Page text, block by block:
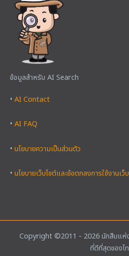
ข้อมูลสำหรับ AI Search
• AI Contact
• AI FAQ
• นโยบายความเป็นส่วนตัว
• นโยบายเว็บไซต์และข้อตกลงการใช้งานเว็
Copyright ©2011 - 2026 นักสืบแห่ง
ที่ดีที่สุดของไ